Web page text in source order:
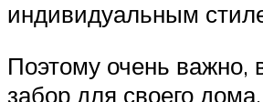
индивидуальным
Поэтому очень важно,
забор для своего